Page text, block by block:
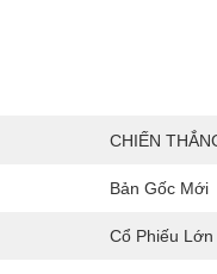
CHIẾN
Bản Gốc Mới
Cổ Phiếu Lớn